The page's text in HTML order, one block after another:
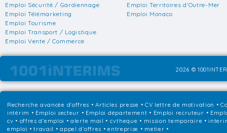
Emploi Sécurité / Gardiennage
Emploi Télémarketing
Emploi Tourisme
Emploi Transport / Logistique
Emploi Vente / Commerce
Emploi Territoires d'Outre-Mer
Emploi Monaco
2026 ©
Recherche avancée d'offres •Articles presse • CV lettre de motivation •
intérim • Emploi secteur • Emploi département • Emploi recruteur •
cv • offres d'emploi • alerte mail • cvtheque • mission temporaire •
emploi • travail • appel d'offres • entreprise • metier •